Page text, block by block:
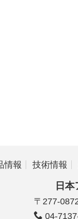
情報 技術情報
日
〒277-
04-